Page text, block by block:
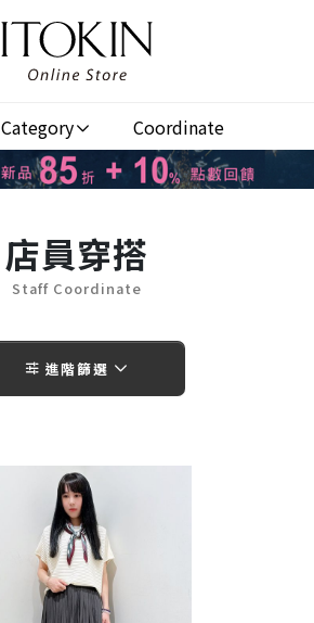
Category Coordinate
店員穿搭
Staff Coordinate
進階篩選